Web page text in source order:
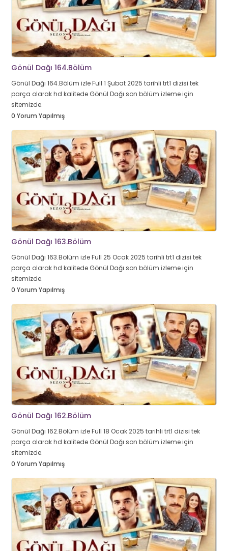
Gönül Dağı 164.Bölüm
Gönül Dağı 164.Bölüm izle Full 1 Şubat 2025 tarihli trt1 dizisi tek
parça olarak hd kalitede Gönül Dağı son bölüm izleme için
sitemizde.
0 Yorum Yapılmış
Gönül Dağı 163.Bölüm
Gönül Dağı 163.Bölüm izle Full 25 Ocak 2025 tarihli trt1 dizisi tek
parça olarak hd kalitede Gönül Dağı son bölüm izleme için
sitemizde.
0 Yorum Yapılmış
Gönül Dağı 162.Bölüm
Gönül Dağı 162.Bölüm izle Full 18 Ocak 2025 tarihli trt1 dizisi tek
parça olarak hd kalitede Gönül Dağı son bölüm izleme için
sitemizde.
0 Yorum Yapılmış